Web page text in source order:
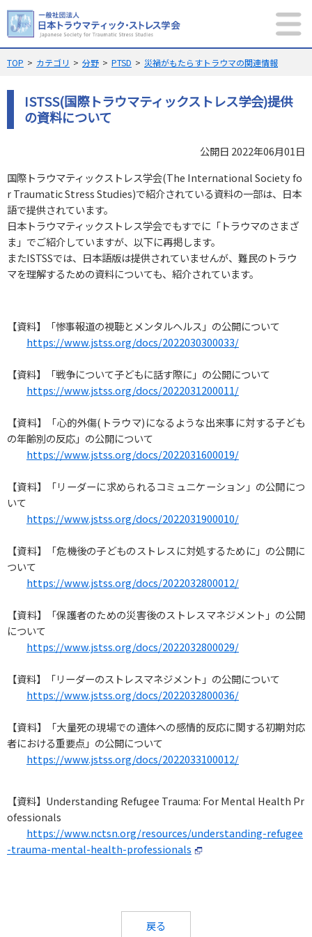
MENU
サイト内検索
当学会について 規則集
新着記事
学術大会 学会誌
メンバーシップ English
文字の大きさ
拡大 標準 縮小
TOP カテゴリ 分野 PTSD 災禍がもたらすトラウマの関連情報
ISTSS(国際トラウマティックストレス学会)提供
の資料について
公開日 2022年06月01日
国際トラウマティックストレス学会(The International Society fo
r Traumatic Stress Studies)で紹介されている資料の一部は、日本
語で提供されています。
日本トラウマティックストレス学会でもすでに「トラウマのさまざ
ま」でご紹介していますが、以下に再掲します。
またISTSSでは、日本語版は提供されていませんが、難民のトラウ
マを理解するための資料についても、紹介されています。
【資料】「惨事報道の視聴とメンタルヘルス」の公開について
https://www.jstss.org/docs/2022030300033/
【資料】「戦争について子どもに話す際に」の公開について
https://www.jstss.org/docs/2022031200011/
【資料】「心的外傷(トラウマ)になるような出来事に対する子ども
の年齢別の反応」の公開について
https://www.jstss.org/docs/2022031600019/
【資料】「リーダーに求められるコミュニケーション」の公開につ
いて
https://www.jstss.org/docs/2022031900010/
【資料】「危機後の子どものストレスに対処するために」の公開に
ついて
https://www.jstss.org/docs/2022032800012/
【資料】「保護者のための災害後のストレスマネジメント」の公開
について
https://www.jstss.org/docs/2022032800029/
【資料】「リーダーのストレスマネジメント」の公開について
https://www.jstss.org/docs/2022032800036/
【資料】「大量死の現場での遺体への感情的反応に関する初期対応
者における重要点」の公開について
https://www.jstss.org/docs/2022033100012/
【資料】Understanding Refugee Trauma: For Mental Health Pr
ofessionals
https://www.nctsn.org/resources/understanding-refugee
-trauma-mental-health-professionals
戻る